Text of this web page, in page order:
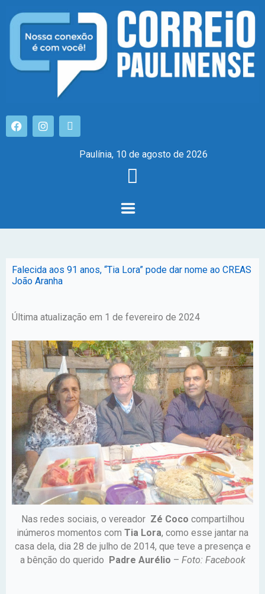
Paulínia, 10 de agosto de 2026
Falecida aos 91 anos, “Tia Lora” pode dar nome ao CREAS
João Aranha
Última atualização em 1 de fevereiro de 2024
Nas redes sociais, o vereador Zé Coco compartilhou
inúmeros momentos com Tia Lora, como esse jantar na
casa dela, dia 28 de julho de 2014, que teve a presença e
a bênção do querido
Padre Aurélio – Foto: Facebook